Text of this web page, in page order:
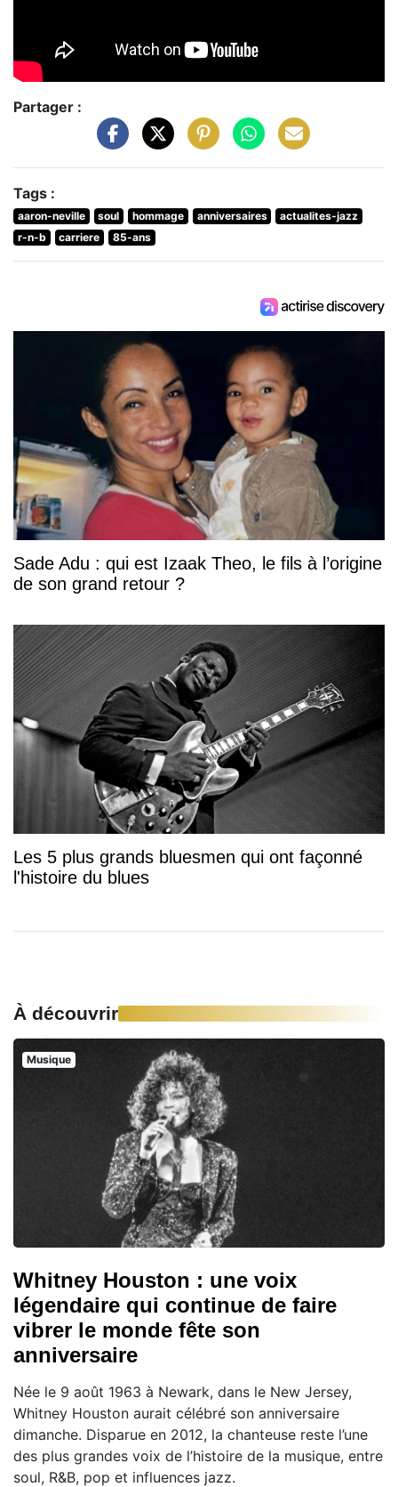
Partager :
Tags :
aaron-neville soul hommage anniversaires
actualites-jazz
r-n-b
carriere 85-ans
Sade Adu : qui est Izaak Theo, le fils à l’origine
de son grand retour ?
Les 5 plus grands bluesmen qui ont façonné
l'histoire du blues
À découvrir
Musique
Whitney Houston : une voix
légendaire qui continue de faire
vibrer le monde fête son
anniversaire
Née le 9 août 1963 à Newark, dans le New Jersey,
Whitney Houston aurait célébré son anniversaire
dimanche. Disparue en 2012, la chanteuse reste l’une
des plus grandes voix de l’histoire de la musique, entre
soul, R&B, pop et influences jazz.